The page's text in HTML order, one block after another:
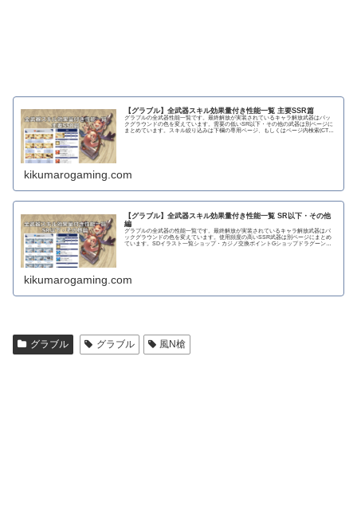
【グラブル】全武器スキル効果量付き性能一覧 主要SSR篇
グラブルの全武器性能一覧です。最終解放が実装されているキャラ解放武器はバッ
クグラウンドの色を変えています。需要の低いSR以下・その他の武器は別ページに
まとめています。スキル絞り込みは下欄の専用ページ、もしくはページ内検索(CTRL
kikumarogaming.com
【グラブル】全武器スキル効果量付き性能一覧 SR以下・その他
編
グラブルの全武器の性能一覧です。最終解放が実装されているキャラ解放武器はバ
ックグラウンドの色を変えています。使用頻度の高いSSR武器は別ページにまとめ
ています。SDイラスト一覧ショップ・カジノ交換ポイントGショップドラグーンラ
kikumarogaming.com
グラブル グラブル 風N槍